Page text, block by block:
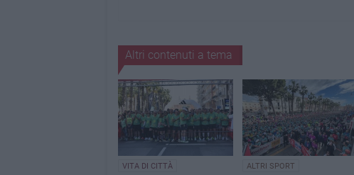
Altri contenuti a tema
VITA DI CITTÀ ALTRI SPORT